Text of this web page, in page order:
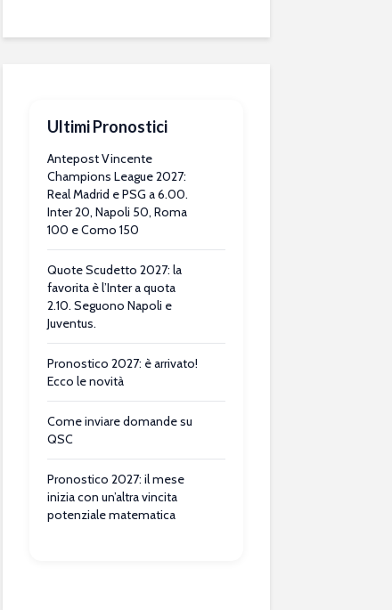
Ultimi Pronostici
Antepost Vincente
Champions League 2027:
Real Madrid e PSG a 6.00.
Inter 20, Napoli 50, Roma
100 e Como 150
Quote Scudetto 2027: la
favorita è l’Inter a quota
2.10. Seguono Napoli e
Juventus.
Pronostico 2027: è arrivato!
Ecco le novità
Come inviare domande su
QSC
Pronostico 2027: il mese
inizia con un’altra vincita
potenziale matematica